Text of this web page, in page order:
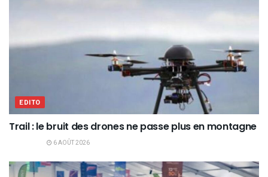
EDITO
Trail : le bruit des drones ne passe plus en montagne
6 AOÛT 2026